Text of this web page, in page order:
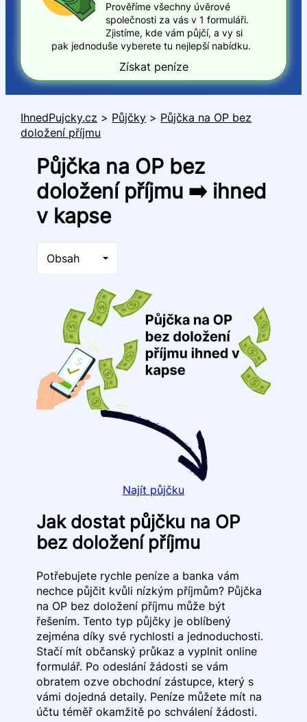
Prověříme všechny úvěrové
společnosti za vás v 1 formuláři.
Zjistíme, kde vám půjčí, a vy si
pak jednoduše vyberete tu nejlepší nabídku.
Získat peníze
IhnedPujcky.cz > Půjčky > Půjčka na OP bez
doložení příjmu
Půjčka na OP bez
doložení příjmu ➡️ ihned
v kapse
Obsah
Najít půjčku
Jak dostat půjčku na OP
bez doložení příjmu
Potřebujete rychle peníze a banka vám
nechce půjčit kvůli nízkým příjmům? Půjčka
na OP bez doložení příjmu může být
řešením. Tento typ půjčky je oblíbený
zejména díky své rychlosti a jednoduchosti.
Stačí mít občanský průkaz a vyplnit online
formulář. Po odeslání žádosti se vám
obratem ozve obchodní zástupce, který s
vámi dojedná detaily. Peníze můžete mít na
účtu téměř okamžitě po schválení žádosti.